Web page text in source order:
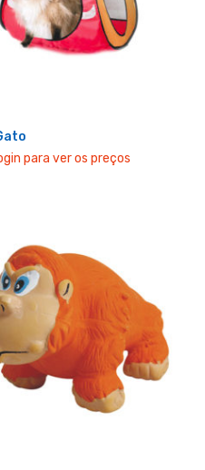
para ver os preços